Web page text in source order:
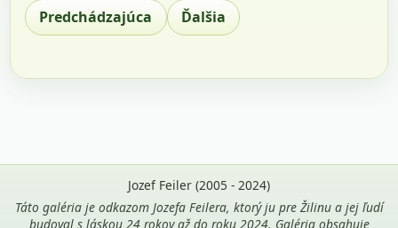
Predchádzajúca Ďalšia
Jozef Feiler (2005 - 2024)
Táto galéria je odkazom Jozefa Feilera, ktorý ju pre Žilinu a jej ľudí
budoval s láskou 24 rokov až do roku 2024. Galéria obsahuje